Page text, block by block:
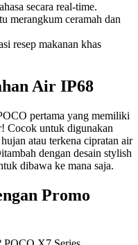
secara real-time.
merangkum ceramah dan
resep makanan khas
Air IP68
pertama yang memiliki
Cocok untuk digunakan
atau terkena cipratan air
dengan desain stylish
dibawa ke mana saja.
Promo